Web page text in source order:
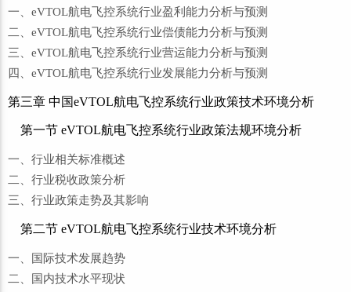
一、eVTOL航电飞控系统行业盈利能力分析与预测
二、eVTOL航电飞控系统行业偿债能力分析与预测
三、eVTOL航电飞控系统行业营运能力分析与预测
四、eVTOL航电飞控系统行业发展能力分析与预测
第三章 中国eVTOL航电飞控系统行业政策技术环境分析
第一节 eVTOL航电飞控系统行业政策法规环境分析
一、行业相关标准概述
二、行业税收政策分析
三、行业政策走势及其影响
第二节 eVTOL航电飞控系统行业技术环境分析
一、国际技术发展趋势
二、国内技术水平现状